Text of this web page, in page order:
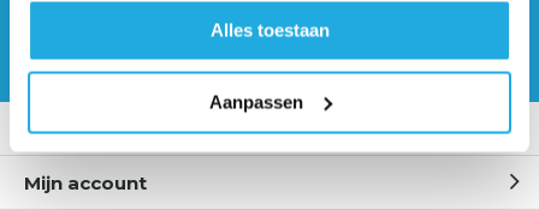
Alles toestaan
Aanpassen
Offerte aanvragen
Klantenservice
Mijn account